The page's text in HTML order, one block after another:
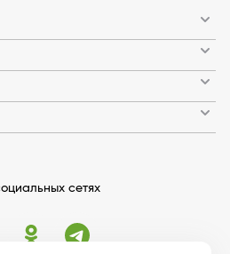
сетях